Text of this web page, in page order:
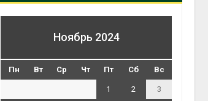
Ноябрь 2024
Пн Вт Ср Чт Пт Сб Вс
1 2 3